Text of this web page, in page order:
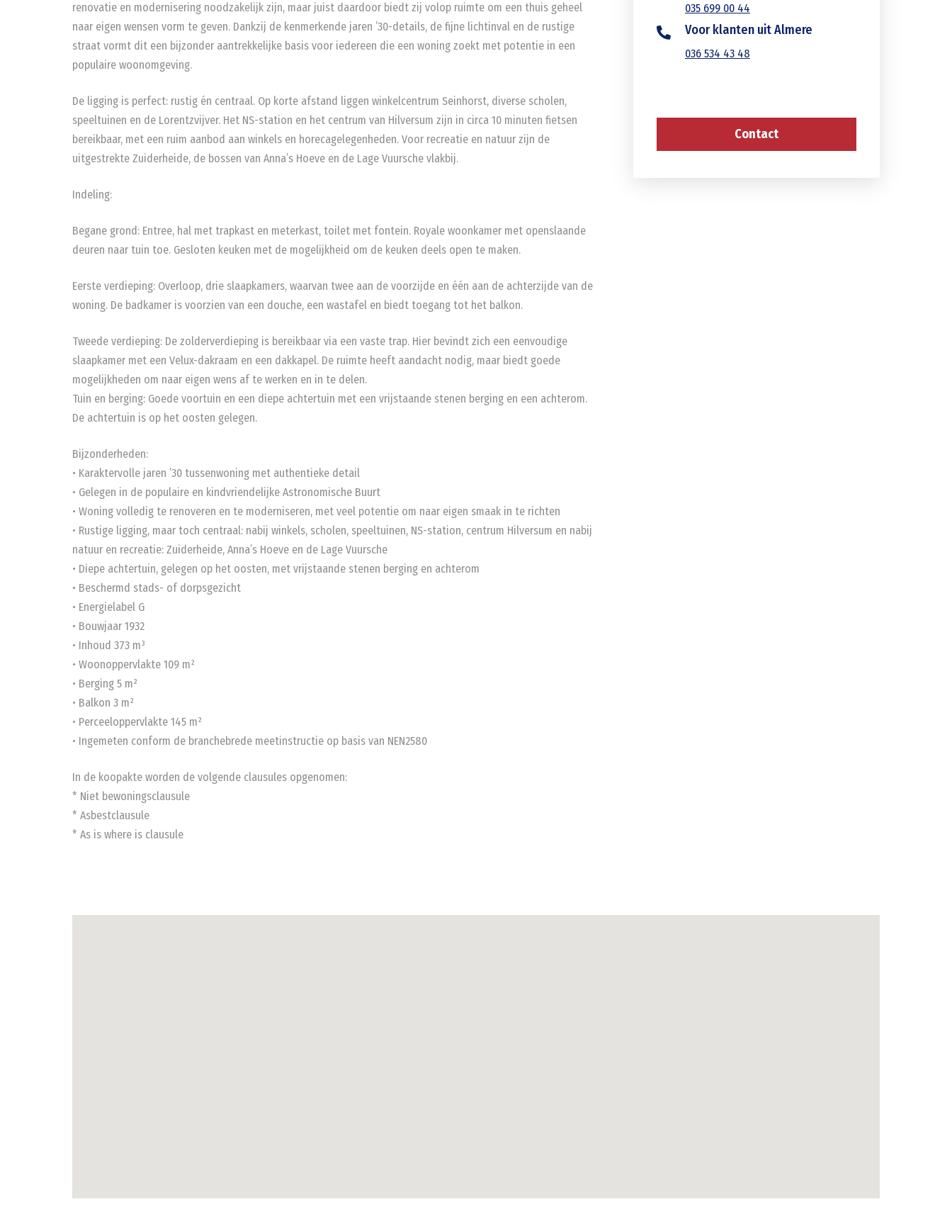
renovatie en modernisering noodzakelijk zijn, maar juist daardoor biedt zij volop ruimte om een thuis geheel
naar eigen wensen vorm te geven. Dankzij de kenmerkende jaren ’30-details, de fijne lichtinval en de rustige
straat vormt dit een bijzonder aantrekkelijke basis voor iedereen die een woning zoekt met potentie in een
populaire woonomgeving.
De ligging is perfect: rustig én centraal. Op korte afstand liggen winkelcentrum Seinhorst, diverse scholen,
speeltuinen en de Lorentzvijver. Het NS-station en het centrum van Hilversum zijn in circa 10 minuten fietsen
bereikbaar, met een ruim aanbod aan winkels en horecagelegenheden. Voor recreatie en natuur zijn de
uitgestrekte Zuiderheide, de bossen van Anna’s Hoeve en de Lage Vuursche vlakbij.
Indeling:
Begane grond: Entree, hal met trapkast en meterkast, toilet met fontein. Royale woonkamer met openslaande
deuren naar tuin toe. Gesloten keuken met de mogelijkheid om de keuken deels open te maken.
Eerste verdieping: Overloop, drie slaapkamers, waarvan twee aan de voorzijde en één aan de achterzijde van de
woning. De badkamer is voorzien van een douche, een wastafel en biedt toegang tot het balkon.
Tweede verdieping: De zolderverdieping is bereikbaar via een vaste trap. Hier bevindt zich een eenvoudige
slaapkamer met een Velux-dakraam en een dakkapel. De ruimte heeft aandacht nodig, maar biedt goede
mogelijkheden om naar eigen wens af te werken en in te delen.
Tuin en berging: Goede voortuin en een diepe achtertuin met een vrijstaande stenen berging en een achterom.
De achtertuin is op het oosten gelegen.
Bijzonderheden:
• Karaktervolle jaren ’30 tussenwoning met authentieke detail
• Gelegen in de populaire en kindvriendelijke Astronomische Buurt
• Woning volledig te renoveren en te moderniseren, met veel potentie om naar eigen smaak in te richten
• Rustige ligging, maar toch centraal: nabij winkels, scholen, speeltuinen, NS-station, centrum Hilversum en nabij
natuur en recreatie: Zuiderheide, Anna’s Hoeve en de Lage Vuursche
• Diepe achtertuin, gelegen op het oosten, met vrijstaande stenen berging en achterom
• Beschermd stads- of dorpsgezicht
• Energielabel G
• Bouwjaar 1932
• Inhoud 373 m³
• Woonoppervlakte 109 m²
• Berging 5 m²
• Balkon 3 m²
• Perceeloppervlakte 145 m²
• Ingemeten conform de branchebrede meetinstructie op basis van NEN2580
In de koopakte worden de volgende clausules opgenomen:
* Niet bewoningsclausule
* Asbestclausule
* As is where is clausule
035 699 00 44
Voor klanten uit Almere
036 534 43 48
Contact